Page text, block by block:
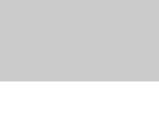
e phishing: la